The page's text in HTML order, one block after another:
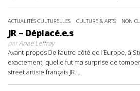
ACTUALITÉS CULTURELLES CULTURE & ARTS NON
JR – Déplacé.e.s
parAnaë Leffray
Avant-propos De l’autre côté de l’Europe, à
exactement, quelle fut ma surprise de
street artiste français JR....